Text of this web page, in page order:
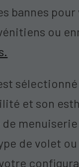
bannes
ou
sélectionné
et son
menuiserie
de volet